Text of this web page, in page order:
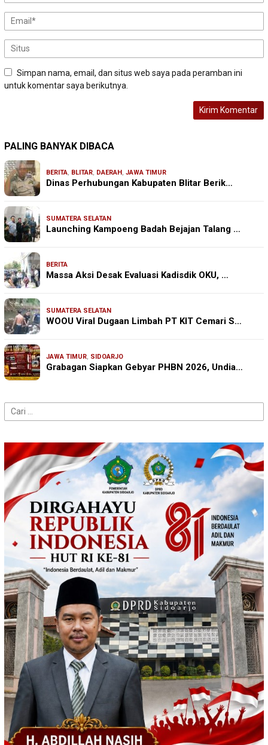
Simpan nama, email, dan situs web saya pada peramban ini
untuk komentar saya berikutnya.
PALING BANYAK DIBACA
BERITA, BLITAR, DAERAH, JAWA TIMUR
Dinas Perhubungan Kabupaten Blitar Berik…
SUMATERA SELATAN
Launching Kampoeng Badah Bejajan Talang …
BERITA
Massa Aksi Desak Evaluasi Kadisdik OKU, …
SUMATERA SELATAN
WOOU Viral Dugaan Limbah PT KIT Cemari S…
JAWA TIMUR, SIDOARJO
Grabagan Siapkan Gebyar PHBN 2026, Undia…
Cari
untuk: